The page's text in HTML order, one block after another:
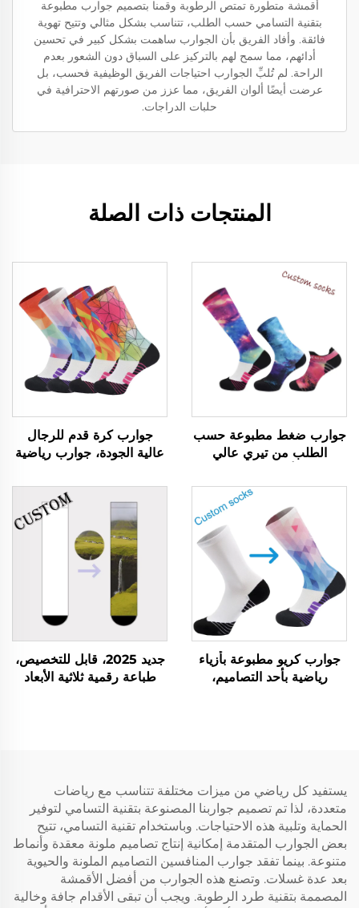
أقمشة متطورة تمتص الرطوبة وقمنا بتصميم جوارب مطبوعة
بتقنية التسامي حسب الطلب، تتناسب بشكل مثالي وتتيح تهوية
فائقة. وأفاد الفريق بأن الجوارب ساهمت بشكل كبير في تحسين
أدائهم، مما سمح لهم بالتركيز على السباق دون الشعور بعدم
الراحة. لم تُلبِّ الجوارب احتياجات الفريق الوظيفية فحسب، بل
عرضت أيضًا ألوان الفريق، مما عزز من صورتهم الاحترافية في
حلبات الدراجات.
المنتجات ذات الصلة
جوارب ضغط مطبوعة حسب
الطلب من تيري عالي
OEM
جوارب كرة قدم للرجال
عالية الجودة، جوارب رياضية
جوارب كريو مطبوعة بأزياء
رياضية بأحد التصاميم،
جديد 2025، قابل للتخصيص،
طباعة رقمية ثلاثية الأبعاد
يستفيد كل رياضي من ميزات مختلفة تتناسب مع رياضات
متعددة، لذا تم تصميم جواربنا المصنوعة بتقنية التسامي لتوفير
الحماية وتلبية هذه الاحتياجات. وباستخدام تقنية التسامي، تتيح
بعض الجوارب المتقدمة إمكانية إنتاج تصاميم ملونة معقدة وأنماط
متنوعة. بينما تفقد جوارب المنافسين التصاميم الملونة والحيوية
بعد عدة غسلات. وتصنع هذه الجوارب من أفضل الأقمشة
المصممة بتقنية طرد الرطوبة. ويجب أن تبقى الأقدام جافة وخالية